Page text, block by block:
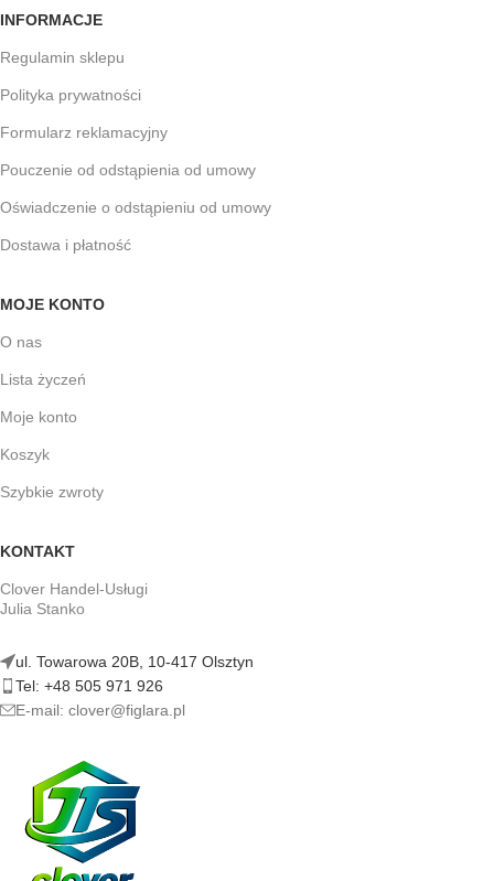
INFORMACJE
Regulamin sklepu
Polityka prywatności
Formularz reklamacyjny
Pouczenie od odstąpienia od umowy
Oświadczenie o odstąpieniu od umowy
Dostawa i płatność
MOJE KONTO
O nas
Lista życzeń
Moje konto
Koszyk
Szybkie zwroty
KONTAKT
Clover Handel-Usługi
Julia Stanko
ul. Towarowa 20B, 10-417 Olsztyn
Tel: +48 505 971 926
E-mail: clover@figlara.pl